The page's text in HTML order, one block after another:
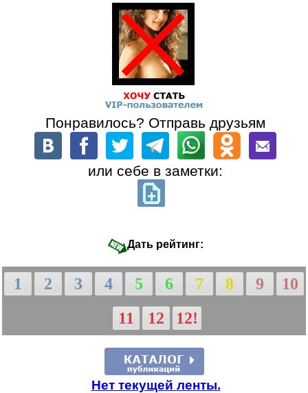
Понравилось? Отправь друзьям
или себе в заметки:
Дать рейтинг:
1 2 3 4 5 6 7 8 9
10
11
12 12!
Нет текущей ленты.